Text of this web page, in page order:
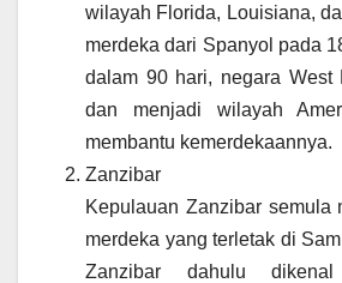
wilayah Florida, Louisiana,
merdeka dari Spanyol pada
dalam 90 hari, negara West
dan menjadi wilayah
membantu kemerdekaannya.
Zanzibar
Kepulauan Zanzibar semula
merdeka yang terletak di
Zanzibar dahulu